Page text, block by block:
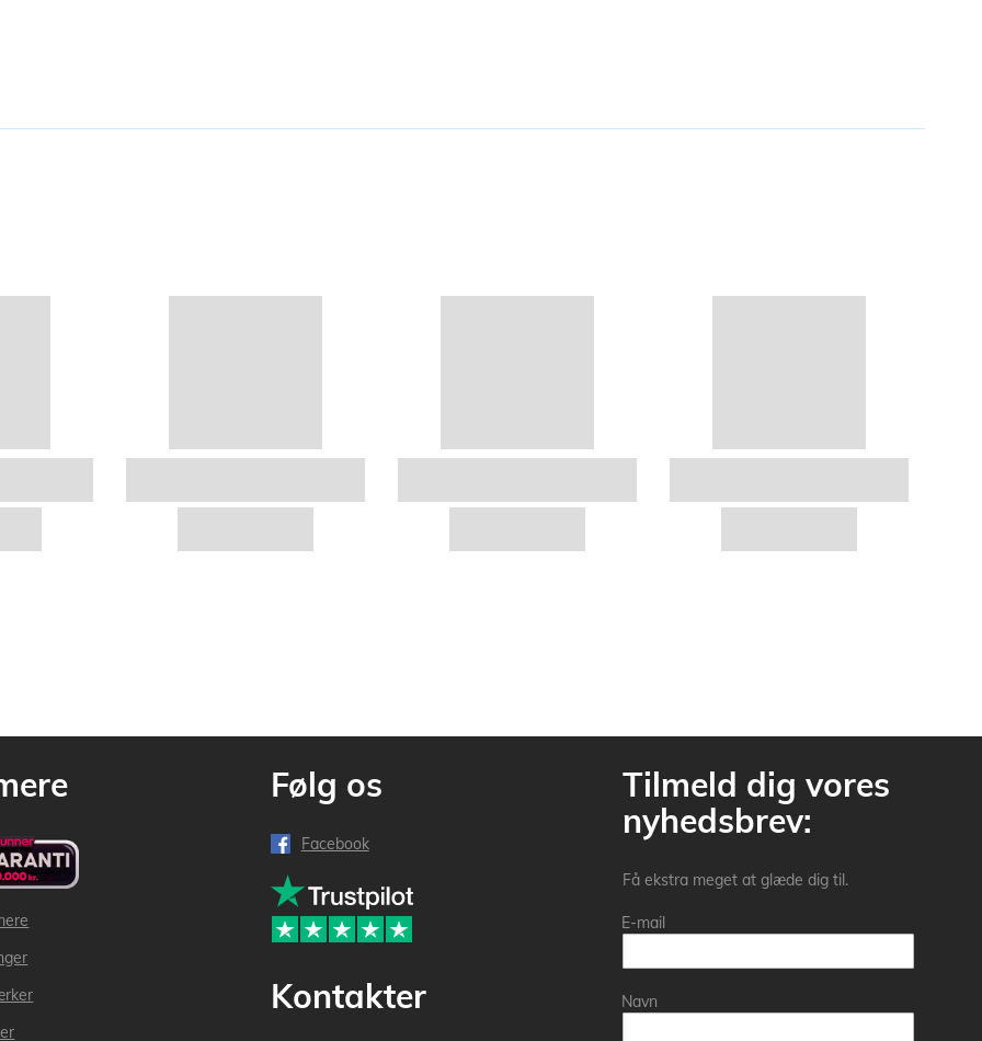
Følg os
Facebook
Kontakter
Tilmeld dig vores
nyhedsbrev:
Få ekstra meget at glæde dig til.
E-mail
Navn